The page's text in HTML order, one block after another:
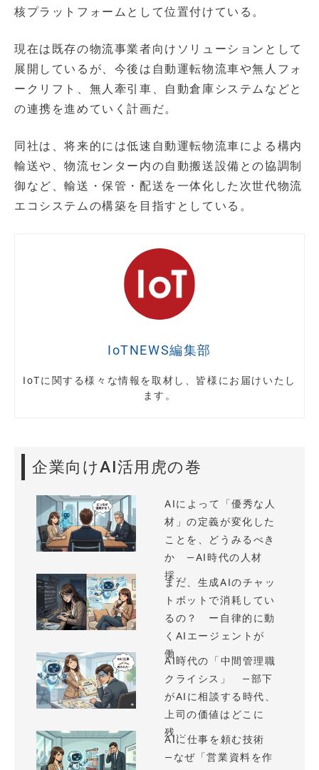
核プラットフォームとして位置付けている。
現在は既存の物流事業者向けソリューションとして
展開しているが、今後は自動運転物流車や無人フォ
ークリフト、無人牽引車、自動倉庫システムなどと
の連携を進めていく計画だ。
同社は、将来的には低速自動運転物流車による構内
輸送や、物流センター内の自動搬送設備との協調制
御など、輸送・保管・配送を一体化した次世代物流
エコシステムの構築を目指すとしている。
IoTNEWS編集部
IoTに関する様々な情報を取材し、皆様にお届けいたし
ます。
企業向けAI活用虎の巻
AIによって「優秀な人
材」の定義が変化した
ことを、どうみるべき
か —AI時代の人材
採...
まだ、生成AIのチャッ
トボットで消耗してい
るの？ ー自律的に動
くAIエージェントが
働...
AI時代の「中間管理職
クライシス」 —部下
がAIに相談する時代、
上司の価値はどこに
残...
AIに仕事を頼む技術
—なぜ「営業資料を作